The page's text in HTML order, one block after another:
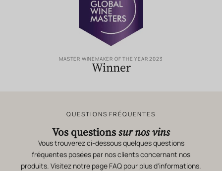
MASTER WINEMAKER OF THE YEAR 2023
Winner
QUESTIONS FRÉQUENTES
Vos questionssur nos vins
Vous trouverez ci-dessous quelques questions
fréquentes posées par nos clients concernant nos
produits. Visitez notre page FAQ pour plus d'informations.